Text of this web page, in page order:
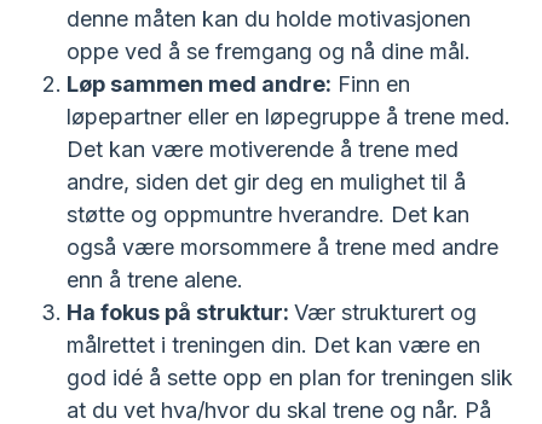
denne måten kan du holde motivasjonen
oppe ved å se fremgang og nå dine mål.
Løp sammen med andre: Finn en
løpepartner eller en løpegruppe å trene med.
Det kan være motiverende å trene med
andre, siden det gir deg en mulighet til å
støtte og oppmuntre hverandre. Det kan
også være morsommere å trene med andre
enn å trene alene.
Ha fokus på struktur: Vær strukturert og
målrettet i treningen din. Det kan være en
god idé å sette opp en plan for treningen slik
at du vet hva/hvor du skal trene og når. På